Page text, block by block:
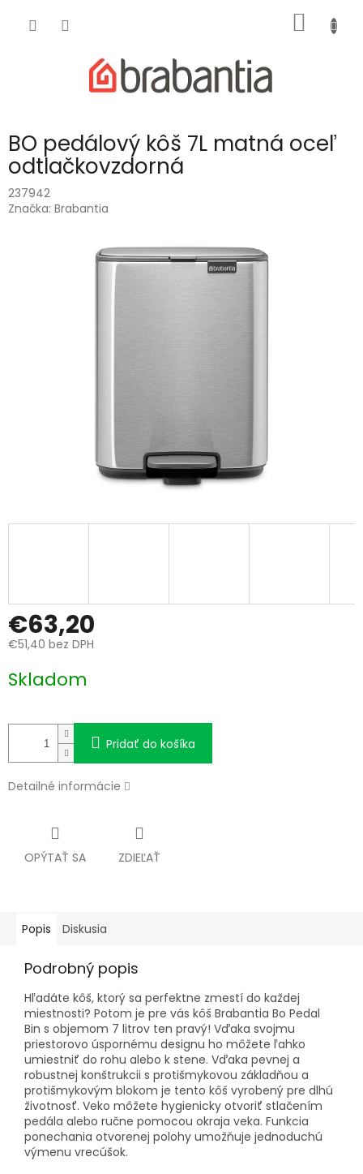
KOŠÍK
BO pedálový kôš 7L matná oceľ
odtlačkovzdorná
237942
Značka: Brabantia
€63,20
€51,40 bez DPH
cena:
Skladom
Pridať do košíka
Detailné informácie
OPÝTAŤ SA ZDIEĽAŤ
Popis Diskusia
Podrobný popis
Hľadáte kôš, ktorý sa perfektne zmestí do každej
miestnosti? Potom je pre vás kôš Brabantia Bo Pedal
Bin s objemom 7 litrov ten pravý! Vďaka svojmu
priestorovo úspornému designu ho môžete ľahko
umiestniť do rohu alebo k stene. Vďaka pevnej a
robustnej konštrukcii s protišmykovou základňou a
protišmykovým blokom je tento kôš vyrobený pre dlhú
životnosť. Veko môžete hygienicky otvoriť stlačením
pedála alebo ručne pomocou okraja veka. Funkcia
ponechania otvorenej polohy umožňuje jednoduchú
výmenu vrecúšok.